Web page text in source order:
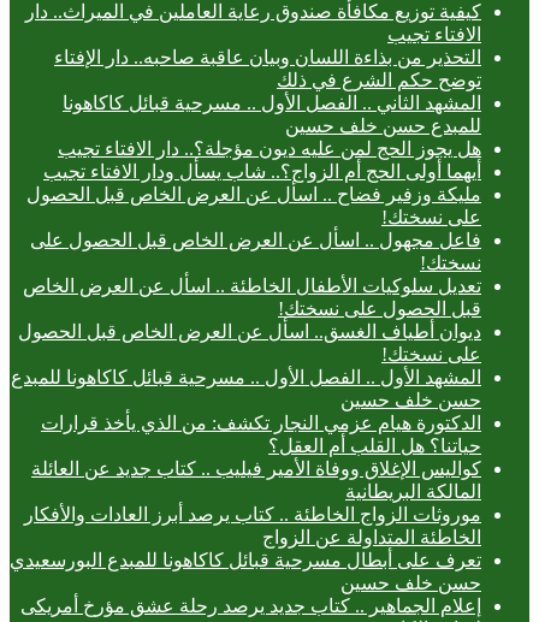
كيفية توزيع مكافأة صندوق رعاية العاملين في الميراث.. دار
الافتاء تجيب
التحذير من بذاءة اللسان وبيان عاقبة صاحبه.. دار الإفتاء
توضح حكم الشرع في ذلك
المشهد الثاني .. الفصل الأول .. مسرحية قبائل كاكاهونا
للمبدع حسن خلف حسين
هل يجوز الحج لمن عليه ديون مؤجلة؟.. دار الافتاء تجيب
أيهما أولى الحج أم الزواج؟.. شاب يسأل ودار الافتاء تجيب
مليكة وزفير فضاح .. اسأل عن العرض الخاص قبل الحصول
على نسختك!
فاعل مجهول .. اسأل عن العرض الخاص قبل الحصول على
نسختك!
تعديل سلوكيات الأطفال الخاطئة .. اسأل عن العرض الخاص
قبل الحصول على نسختك!
ديوان أطياف الغسق.. اسأل عن العرض الخاص قبل الحصول
على نسختك!
المشهد الأول .. الفصل الأول .. مسرحية قبائل كاكاهونا للمبدع
حسن خلف حسين
الدكتورة هيام عزمي النجار تكشف: من الذي يأخذ قرارات
حياتنا؟ هل القلب أم العقل؟
كواليس الإغلاق ووفاة الأمير فيليب .. كتاب جديد عن العائلة
المالكة البريطانية
موروثات الزواج الخاطئة .. كتاب يرصد أبرز العادات والأفكار
الخاطئة المتداولة عن الزواج
تعرف على أبطال مسرحية قبائل كاكاهونا للمبدع البورسعيدي
حسن خلف حسين
إعلام الجماهير .. كتاب جديد يرصد رحلة عشق مؤرخ أمريكى